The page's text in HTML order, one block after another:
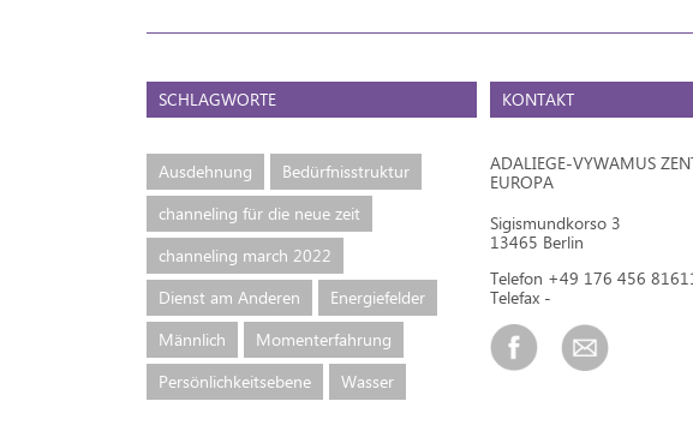
SCHLAGWORTE
Ausdehnung
Bedürfnisstruktur
channeling für die neue zeit
channeling march 2022
Dienst am Anderen
Energiefelder
Männlich
Momenterfahrung
Persönlichkeitsebene
Wasser
KONTAKT
ADALIEGE-VYWAMUS
EUROPA
Sigismundkorso 3
13465 Berlin
Telefon +49 176 456
Telefax -